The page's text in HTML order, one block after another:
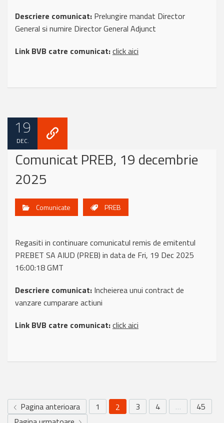
Descriere comunicat: Prelungire mandat Director
General si numire Director General Adjunct
Link BVB catre comunicat:click aici
19
DEC.
Comunicat PREB, 19 decembrie
2025
Comunicate PREB
Regasiti in continuare comunicatul remis de emitentul
PREBET SA AIUD (PREB) in data de Fri, 19 Dec 2025
16:00:18 GMT
Descriere comunicat: Incheierea unui contract de
vanzare cumparare actiuni
Link BVB catre comunicat:click aici
Pagina anterioara 1 2 3 4 …
45